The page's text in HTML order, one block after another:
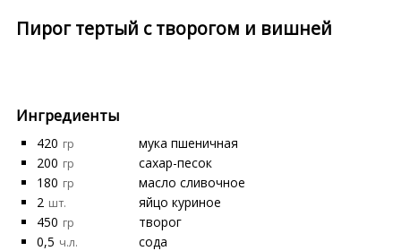
Пирог тертый с творогом и вишней
Ингредиенты
420 гр
мука пшеничная
200 гр
сахар-песок
180 гр
масло сливочное
2 шт.
яйцо куриное
450 гр
творог
0,5 ч.л.
сода